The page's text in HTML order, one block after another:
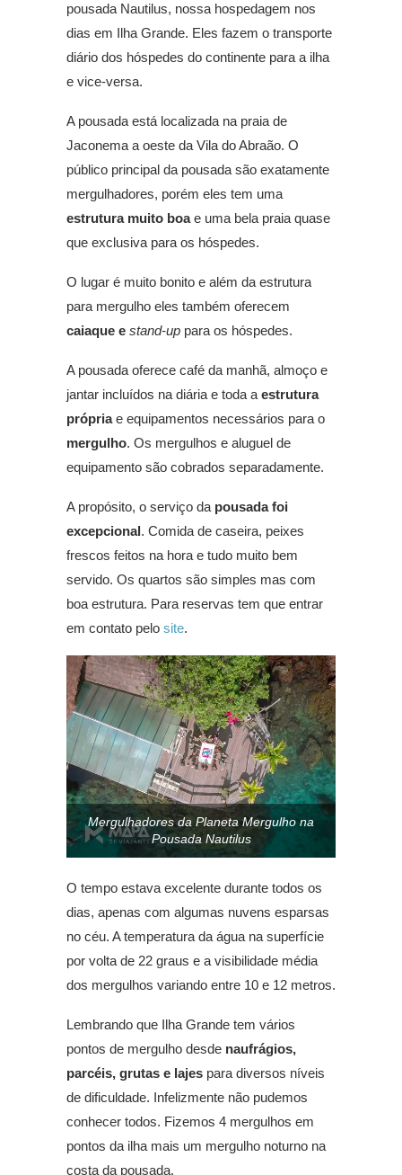
pousada Nautilus, nossa hospedagem nos
dias em Ilha Grande. Eles fazem o transporte
diário dos hóspedes do continente para a ilha
e vice-versa.
A pousada está localizada na praia de
Jaconema a oeste da Vila do Abraão. O
público principal da pousada são exatamente
mergulhadores, porém eles tem uma
estrutura muito boae uma bela praia quase
que exclusiva para os hóspedes.
O lugar é muito bonito e além da estrutura
para mergulho eles também oferecem
caiaque e stand-up para os hóspedes.
A pousada oferece café da manhã, almoço e
jantar incluídos na diária e toda a estrutura
própriae equipamentos necessários para o
mergulho. Os mergulhos e aluguel de
equipamento são cobrados separadamente.
A propósito, o serviço da pousada foi
excepcional. Comida de caseira, peixes
frescos feitos na hora e tudo muito bem
servido. Os quartos são simples mas com
boa estrutura. Para reservas tem que entrar
em contato pelo site.
Mergulhadores da Planeta Mergulho na
Pousada Nautilus
O tempo estava excelente durante todos os
dias, apenas com algumas nuvens esparsas
no céu. A temperatura da água na superfície
por volta de 22 graus e a visibilidade média
dos mergulhos variando entre 10 e 12 metros.
Lembrando que Ilha Grande tem vários
pontos de mergulho desde naufrágios,
parcéis, grutas e lajes para diversos níveis
de dificuldade. Infelizmente não pudemos
conhecer todos. Fizemos 4 mergulhos em
pontos da ilha mais um mergulho noturno na
costa da pousada.